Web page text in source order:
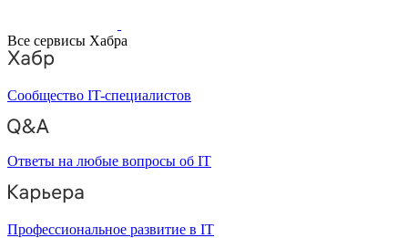
Все сервисы Хабра
Сообщество IT-специалистов
Ответы на любые вопросы об IT
Профессиональное развитие в IT